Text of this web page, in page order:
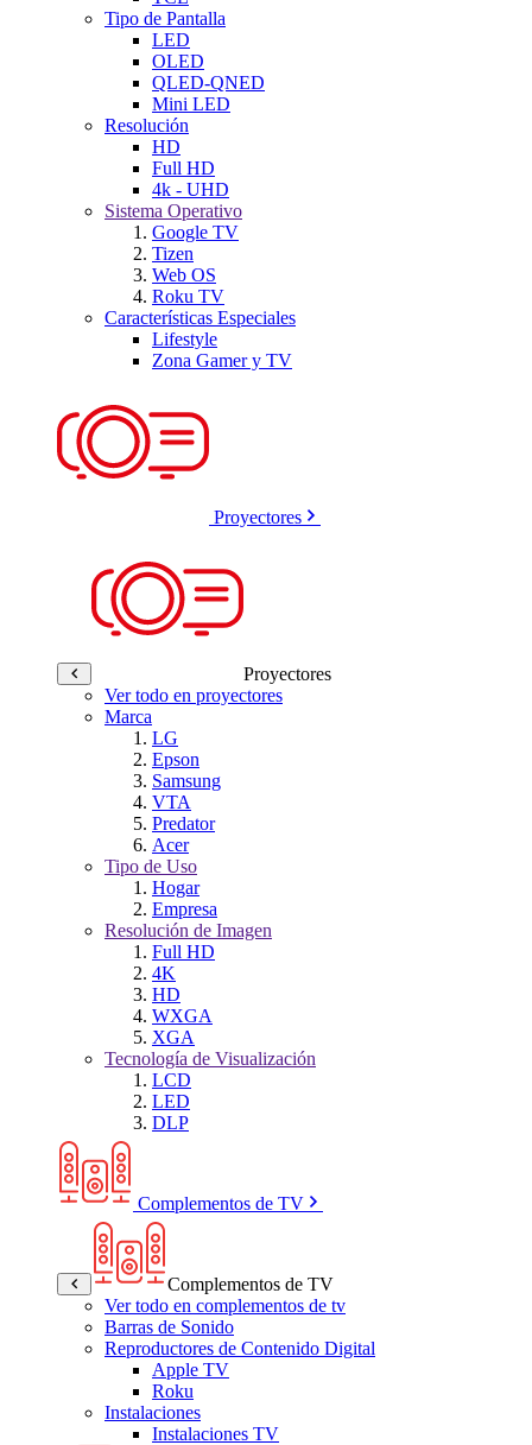
Tipo de Pantalla
LED
OLED
QLED-QNED
Mini LED
Resolución
HD
Full HD
4k - UHD
Sistema Operativo
Google TV
Tizen
Web OS
Roku TV
Características Especiales
Lifestyle
Zona Gamer y TV
Proyectores
Proyectores
Ver todo en proyectores
Marca
LG
Epson
Samsung
VTA
Predator
Acer
Tipo de Uso
Hogar
Empresa
Resolución de Imagen
Full HD
4K
HD
WXGA
XGA
Tecnología de Visualización
LCD
LED
DLP
Complementos de TV
Complementos de TV
Ver todo en complementos de tv
Barras de Sonido
Reproductores de Contenido Digital
Apple TV
Roku
Instalaciones
Instalaciones TV